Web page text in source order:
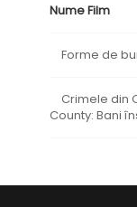
Nume Film
Forme de
Crimele din
County: Bani